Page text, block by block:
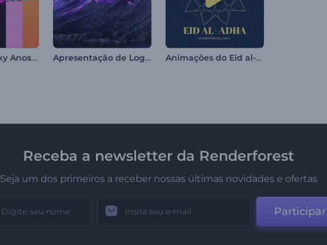
Logotipo Funky Anos 80 Apresentação de Logo - Trilhas Eruptivas Animações do Eid al-Adha
Receba a newsletter da Renderforest
Seja um dos primeiros a receber nossas últimas novidades e ofertas
Participar